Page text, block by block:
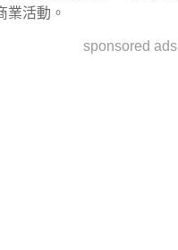
業活動。
sponsored ads